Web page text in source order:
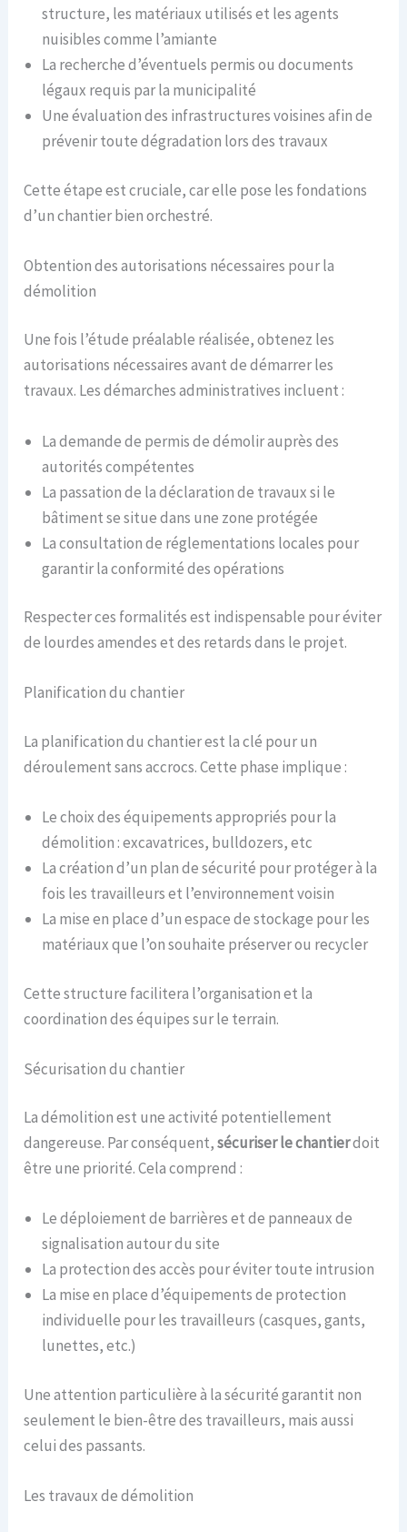
structure, les matériaux utilisés et les agents
nuisibles comme l’amiante
La recherche d’éventuels permis ou documents
légaux requis par la municipalité
Une évaluation des infrastructures voisines afin de
prévenir toute dégradation lors des travaux
Cette étape est cruciale, car elle pose les fondations
d’un chantier bien orchestré.
Obtention des autorisations nécessaires pour la
démolition
Une fois l’étude préalable réalisée, obtenez les
autorisations nécessaires avant de démarrer les
travaux. Les démarches administratives incluent :
La demande de permis de démolir auprès des
autorités compétentes
La passation de la déclaration de travaux si le
bâtiment se situe dans une zone protégée
La consultation de réglementations locales pour
garantir la conformité des opérations
Respecter ces formalités est indispensable pour éviter
de lourdes amendes et des retards dans le projet.
Planification du chantier
La planification du chantier est la clé pour un
déroulement sans accrocs. Cette phase implique :
Le choix des équipements appropriés pour la
démolition : excavatrices, bulldozers, etc
La création d’un plan de sécurité pour protéger à la
fois les travailleurs et l’environnement voisin
La mise en place d’un espace de stockage pour les
matériaux que l’on souhaite préserver ou recycler
Cette structure facilitera l’organisation et la
coordination des équipes sur le terrain.
Sécurisation du chantier
La démolition est une activité potentiellement
dangereuse. Par conséquent,sécuriser le chantierdoit
être une priorité. Cela comprend :
Le déploiement de barrières et de panneaux de
signalisation autour du site
La protection des accès pour éviter toute intrusion
La mise en place d’équipements de protection
individuelle pour les travailleurs (casques, gants,
lunettes, etc.)
Une attention particulière à la sécurité garantit non
seulement le bien-être des travailleurs, mais aussi
celui des passants.
Les travaux de démolition